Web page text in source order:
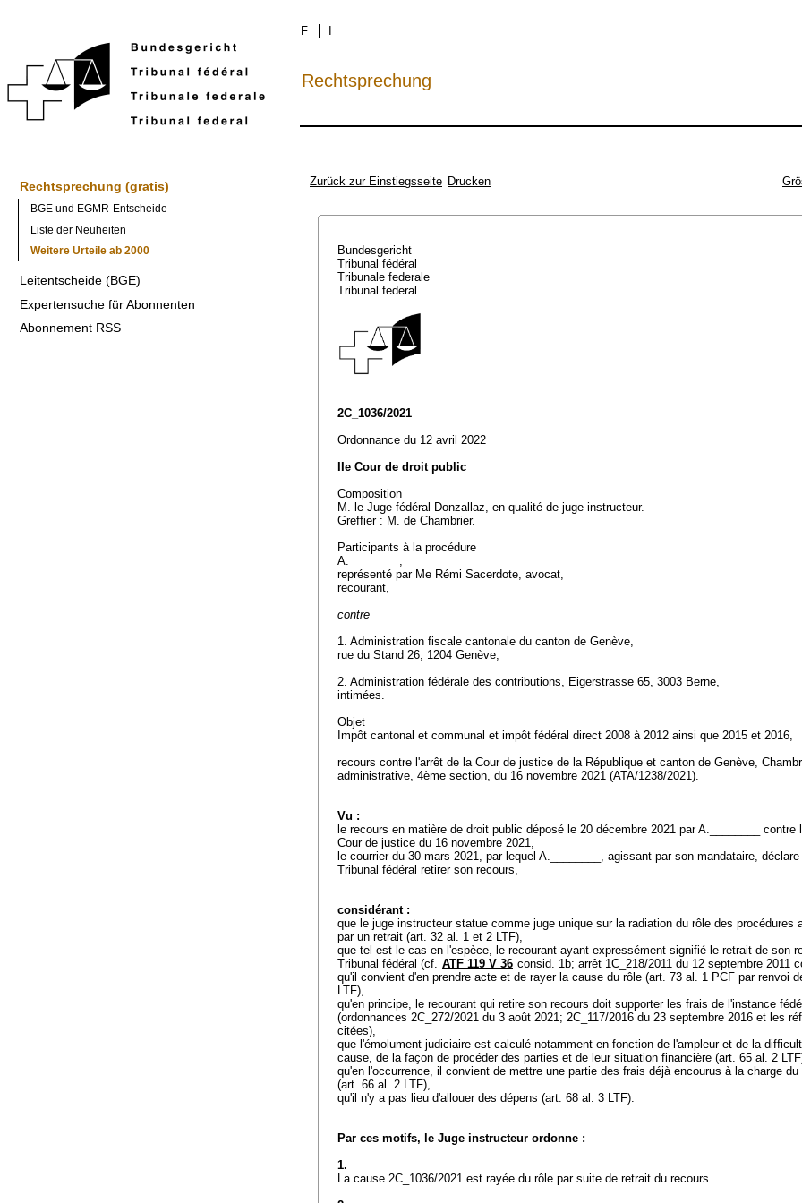
F
Rechtsprechung
Rechtsprechung (gratis)
BGE und EGMR-Entscheide
Liste der Neuheiten
Weitere Urteile ab 2000
Leitentscheide (BGE)
Expertensuche für Abonnenten
Abonnement RSS
Zurück zur Einstiegsseite Drucken
Bundesgericht
Tribunal fédéral
Tribunale federale
Tribunal federal
2C_1036/2021
Ordonnance du 12 avril 2022
IIe Cour de droit public
Composition
M. le Juge fédéral Donzallaz, en qualité de juge instructeur.
Greffier : M. de Chambrier.
Participants à la procédure
A.________,
représenté par Me Rémi Sacerdote, avocat,
recourant,
contre
1. Administration fiscale cantonale du canton de Genève,
rue du Stand 26, 1204 Genève,
2. Administration fédérale des contributions, Eigerstrasse 65, 3003 Berne,
intimées.
Objet
Impôt cantonal et communal et impôt fédéral direct 2008 à 2012 ainsi que 2015 et 2016,
recours contre l'arrêt de la Cour de justice de la République et canton de Genève,
administrative, 4ème section, du 16 novembre 2021 (ATA/1238/2021).
Vu :
le recours en matière de droit public déposé le 20 décembre 2021 par A.________ contre
Cour de justice du 16 novembre 2021,
le courrier du 30 mars 2021, par lequel A.________, agissant par son mandataire, déclare
Tribunal fédéral retirer son recours,
considérant :
que le juge instructeur statue comme juge unique sur la radiation du rôle des procédures
par un retrait (art. 32 al. 1 et 2 LTF),
que tel est le cas en l'espèce, le recourant ayant expressément signifié le retrait de son
Tribunal fédéral (cf. ATF 119 V 36 consid. 1b; arrêt 1C_218/2011 du 12 septembre 2011
qu'il convient d'en prendre acte et de rayer la cause du rôle (art. 73 al. 1 PCF par renvoi
LTF),
qu'en principe, le recourant qui retire son recours doit supporter les frais de l'instance
(ordonnances 2C_272/2021 du 3 août 2021; 2C_117/2016 du 23 septembre 2016 et les
citées),
que l'émolument judiciaire est calculé notamment en fonction de l'ampleur et de la
cause, de la façon de procéder des parties et de leur situation financière (art. 65 al. 2 LTF
qu'en l'occurrence, il convient de mettre une partie des frais déjà encourus à la charge du
(art. 66 al. 2 LTF),
qu'il n'y a pas lieu d'allouer des dépens (art. 68 al. 3 LTF).
Par ces motifs, le Juge instructeur ordonne :
1.
La cause 2C_1036/2021 est rayée du rôle par suite de retrait du recours.